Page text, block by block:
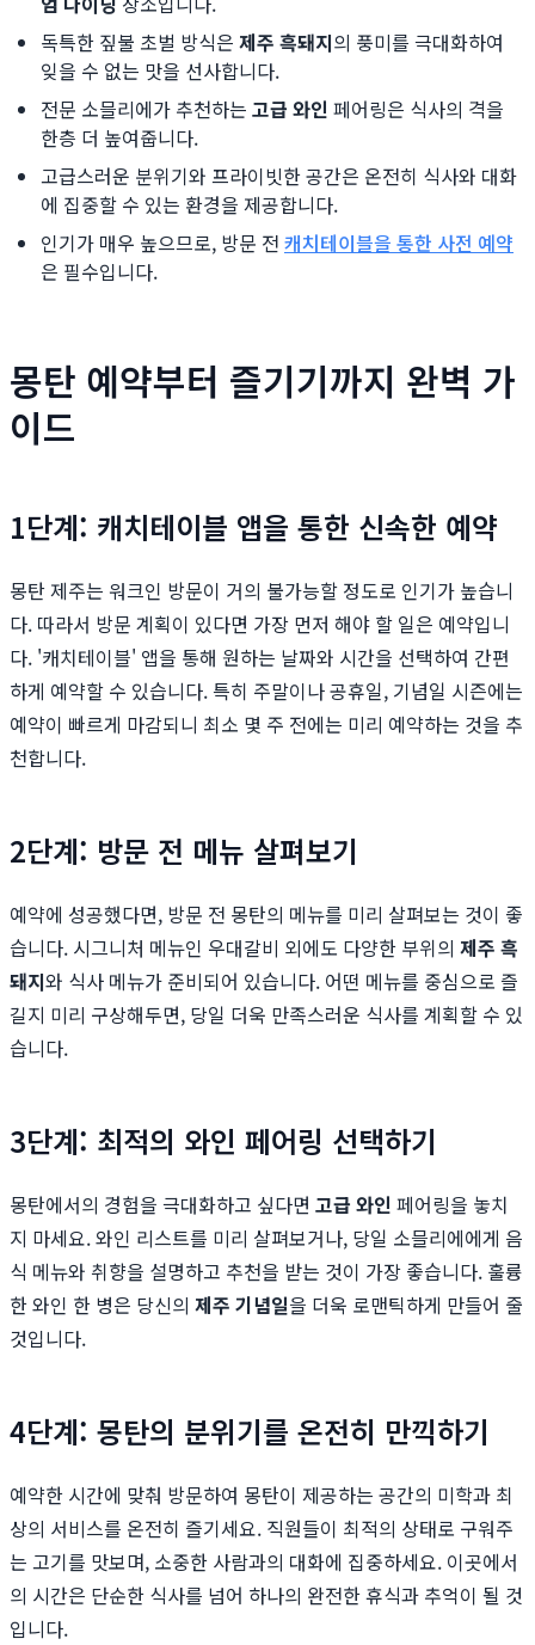
독특한 짚불 초벌 방식은 제주 흑돼지의 풍미를 극대화하여
잊을 수 없는 맛을 선사합니다.
전문 소믈리에가 추천하는 고급 와인 페어링은 식사의 격을
한층 더 높여줍니다.
고급스러운 분위기와 프라이빗한 공간은 온전히 식사와 대화
에 집중할 수 있는 환경을 제공합니다.
인기가 매우 높으므로, 방문 전 캐치테이블을 통한 사전 예약
은 필수입니다.
몽탄 예약부터 즐기기까지 완벽 가
이드
1단계: 캐치테이블 앱을 통한 신속한 예약
몽탄 제주는 워크인 방문이 거의 불가능할 정도로 인기가 높습니
다. 따라서 방문 계획이 있다면 가장 먼저 해야 할 일은 예약입니
다. '캐치테이블' 앱을 통해 원하는 날짜와 시간을 선택하여 간편
하게 예약할 수 있습니다. 특히 주말이나 공휴일, 기념일 시즌에는
예약이 빠르게 마감되니 최소 몇 주 전에는 미리 예약하는 것을 추
천합니다.
2단계: 방문 전 메뉴 살펴보기
예약에 성공했다면, 방문 전 몽탄의 메뉴를 미리 살펴보는 것이 좋
습니다. 시그니처 메뉴인 우대갈비 외에도 다양한 부위의 제주 흑
돼지와 식사 메뉴가 준비되어 있습니다. 어떤 메뉴를 중심으로 즐
길지 미리 구상해두면, 당일 더욱 만족스러운 식사를 계획할 수 있
습니다.
3단계: 최적의 와인 페어링 선택하기
몽탄에서의 경험을 극대화하고 싶다면 고급 와인 페어링을 놓치
지 마세요. 와인 리스트를 미리 살펴보거나, 당일 소믈리에에게 음
식 메뉴와 취향을 설명하고 추천을 받는 것이 가장 좋습니다. 훌륭
한 와인 한 병은 당신의 제주 기념일을 더욱 로맨틱하게 만들어 줄
것입니다.
4단계: 몽탄의 분위기를 온전히 만끽하기
예약한 시간에 맞춰 방문하여 몽탄이 제공하는 공간의 미학과 최
상의 서비스를 온전히 즐기세요. 직원들이 최적의 상태로 구워주
는 고기를 맛보며, 소중한 사람과의 대화에 집중하세요. 이곳에서
의 시간은 단순한 식사를 넘어 하나의 완전한 휴식과 추억이 될 것
입니다.